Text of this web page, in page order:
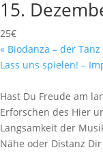
15.
25€
« Biodanza – der
Lass uns spielen! –
Hast Du Freude am
Erforschen des Hier
Langsamkeit der
Nähe oder Distanz